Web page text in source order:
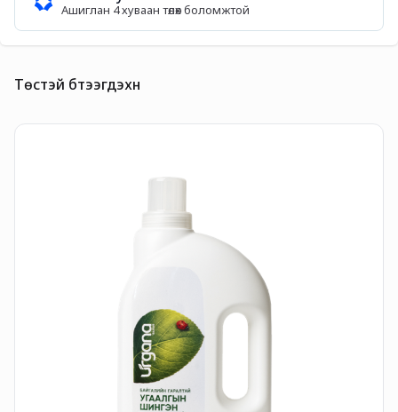
Ашиглан 4 хуваан төлөх боломжтой
Төстэй бүтээгдэхүүн